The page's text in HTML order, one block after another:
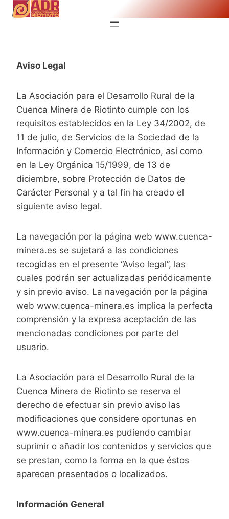
Saltar
Aviso Legal
La Asociación para el Desarrollo Rural de la
Cuenca Minera de Riotinto cumple con los
requisitos establecidos en la Ley 34/2002, de
11 de julio, de Servicios de la Sociedad de la
Información y Comercio Electrónico, así como
en la Ley Orgánica 15/1999, de 13 de
diciembre, sobre Protección de Datos de
Carácter Personal y a tal fin ha creado el
siguiente aviso legal.
La navegación por la página web www.cuenca-
minera.es se sujetará a las condiciones
recogidas en el presente “Aviso legal”, las
cuales podrán ser actualizadas periódicamente
y sin previo aviso. La navegación por la página
web www.cuenca-minera.es implica la perfecta
comprensión y la expresa aceptación de las
mencionadas condiciones por parte del
usuario.
La Asociación para el Desarrollo Rural de la
Cuenca Minera de Riotinto se reserva el
derecho de efectuar sin previo aviso las
modificaciones que considere oportunas en
www.cuenca-minera.es pudiendo cambiar
suprimir o añadir los contenidos y servicios que
se prestan, como la forma en la que éstos
aparecen presentados o localizados.
Información General